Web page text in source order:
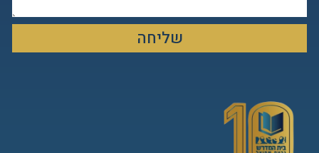
שליחה